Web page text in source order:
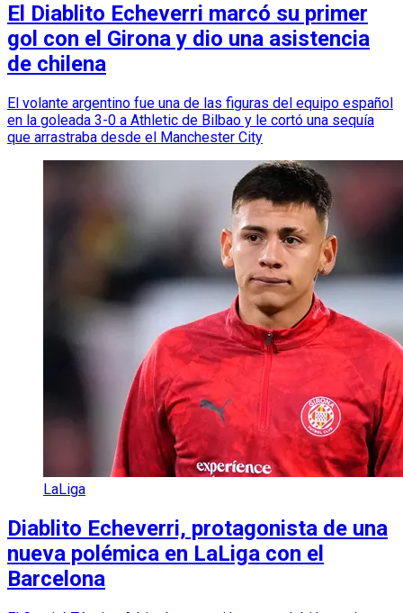
El Diablito Echeverri marcó su primer
gol con el Girona y dio una asistencia
de chilena
El volante argentino fue una de las figuras del equipo español
en la goleada 3-0 a Athletic de Bilbao y le cortó una sequía
que arrastraba desde el Manchester City
LaLiga
Diablito Echeverri, protagonista de una
nueva polémica en LaLiga con el
Barcelona